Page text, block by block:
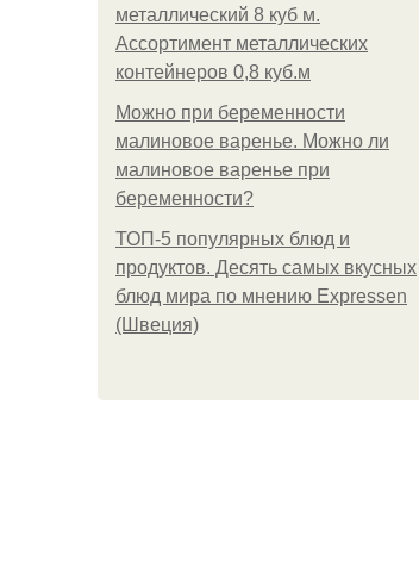
металлический 8 куб м.
Ассортимент металлических
контейнеров 0,8 куб.м
Можно при беременности
малиновое варенье. Можно ли
малиновое варенье при
беременности?
ТОП-5 популярных блюд и
продуктов. Десять самых вкусных
блюд мира по мнению Expressen
(Швеция)